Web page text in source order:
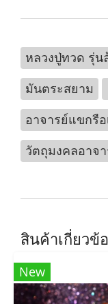
หลวงปู่ทวด รุ่น
มันตระสยาม
อาจารย์แขกรือ
วัตถุมงคลอาจ
สินค้าเกี่ยวข้
New